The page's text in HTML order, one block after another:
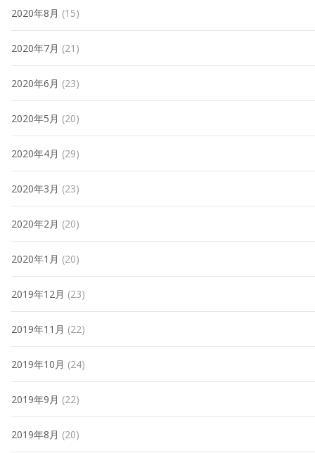
2020年8月 (15)
2020年7月 (21)
2020年6月 (23)
2020年5月 (20)
2020年4月 (29)
2020年3月 (23)
2020年2月 (20)
2020年1月 (20)
2019年12月 (23)
2019年11月 (22)
2019年10月 (24)
2019年9月 (22)
2019年8月 (20)